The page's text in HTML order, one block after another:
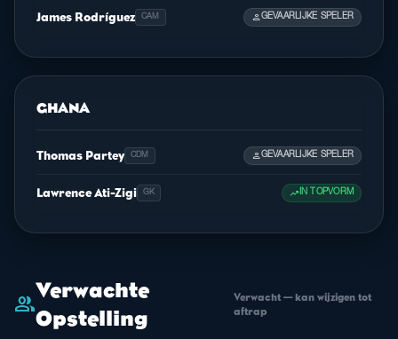
James Rodríguez CAM personGEVAARLIJKE SPELER
GHANA
Thomas Partey CDM personGEVAARLIJKE SPELER
Lawrence Ati-Zigi GK trending_upIN TOPVORM
group
Verwachte
Opstelling
Verwacht — kan wijzigen tot
aftrap